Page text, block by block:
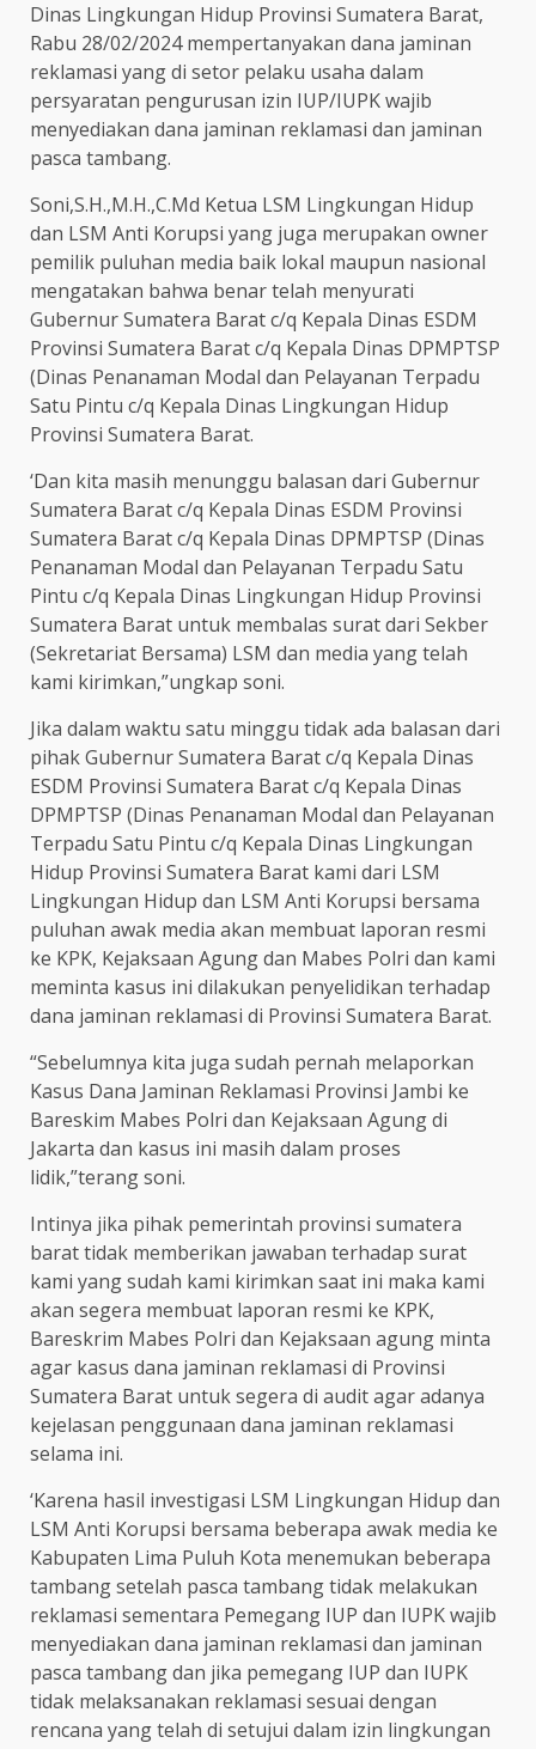
Dinas Lingkungan Hidup Provinsi Sumatera Barat,
Rabu 28/02/2024 mempertanyakan dana jaminan
reklamasi yang di setor pelaku usaha dalam
persyaratan pengurusan izin IUP/IUPK wajib
menyediakan dana jaminan reklamasi dan jaminan
pasca tambang.
Soni,S.H.,M.H.,C.Md Ketua LSM Lingkungan Hidup
dan LSM Anti Korupsi yang juga merupakan owner
pemilik puluhan media baik lokal maupun nasional
mengatakan bahwa benar telah menyurati
Gubernur Sumatera Barat c/q Kepala Dinas ESDM
Provinsi Sumatera Barat c/q Kepala Dinas DPMPTSP
(Dinas Penanaman Modal dan Pelayanan Terpadu
Satu Pintu c/q Kepala Dinas Lingkungan Hidup
Provinsi Sumatera Barat.
‘Dan kita masih menunggu balasan dari Gubernur
Sumatera Barat c/q Kepala Dinas ESDM Provinsi
Sumatera Barat c/q Kepala Dinas DPMPTSP (Dinas
Penanaman Modal dan Pelayanan Terpadu Satu
Pintu c/q Kepala Dinas Lingkungan Hidup Provinsi
Sumatera Barat untuk membalas surat dari Sekber
(Sekretariat Bersama) LSM dan media yang telah
kami kirimkan,”ungkap soni.
Jika dalam waktu satu minggu tidak ada balasan dari
pihak Gubernur Sumatera Barat c/q Kepala Dinas
ESDM Provinsi Sumatera Barat c/q Kepala Dinas
DPMPTSP (Dinas Penanaman Modal dan Pelayanan
Terpadu Satu Pintu c/q Kepala Dinas Lingkungan
Hidup Provinsi Sumatera Barat kami dari LSM
Lingkungan Hidup dan LSM Anti Korupsi bersama
puluhan awak media akan membuat laporan resmi
ke KPK, Kejaksaan Agung dan Mabes Polri dan kami
meminta kasus ini dilakukan penyelidikan terhadap
dana jaminan reklamasi di Provinsi Sumatera Barat.
“Sebelumnya kita juga sudah pernah melaporkan
Kasus Dana Jaminan Reklamasi Provinsi Jambi ke
Bareskim Mabes Polri dan Kejaksaan Agung di
Jakarta dan kasus ini masih dalam proses
lidik,”terang soni.
Intinya jika pihak pemerintah provinsi sumatera
barat tidak memberikan jawaban terhadap surat
kami yang sudah kami kirimkan saat ini maka kami
akan segera membuat laporan resmi ke KPK,
Bareskrim Mabes Polri dan Kejaksaan agung minta
agar kasus dana jaminan reklamasi di Provinsi
Sumatera Barat untuk segera di audit agar adanya
kejelasan penggunaan dana jaminan reklamasi
selama ini.
‘Karena hasil investigasi LSM Lingkungan Hidup dan
LSM Anti Korupsi bersama beberapa awak media ke
Kabupaten Lima Puluh Kota menemukan beberapa
tambang setelah pasca tambang tidak melakukan
reklamasi sementara Pemegang IUP dan IUPK wajib
menyediakan dana jaminan reklamasi dan jaminan
pasca tambang dan jika pemegang IUP dan IUPK
tidak melaksanakan reklamasi sesuai dengan
rencana yang telah di setujui dalam izin lingkungan